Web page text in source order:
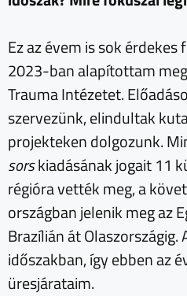
Ez az évem is sok
2023-ban alapítottam
Trauma Intézetet.
szervezünk, elindultak
projekteken dolgozunk.
sorskiadásának jogait 11
régióra vették meg, a
országban jelenik meg az
Brazílián át
időszakban, így ebben az
üresjárataim.